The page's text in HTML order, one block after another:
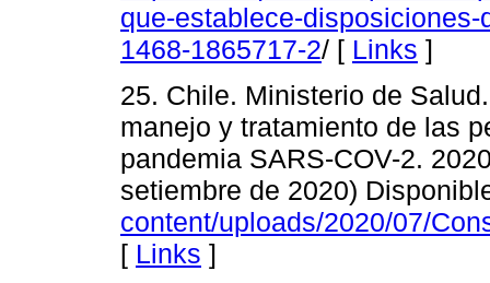
que-establece-
1468-1865717-2/ [ Links ]
25. Chile. Ministerio de
manejo y tratamiento de las
pandemia SARS-COV-2.
setiembre de 2020)
content/uploads/2020/07/
[ Links ]